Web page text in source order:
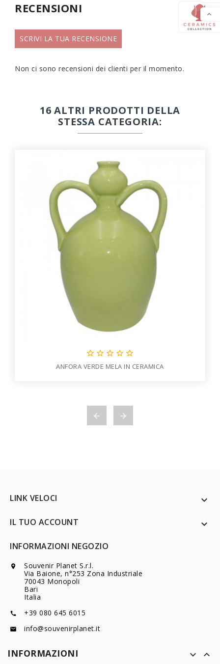

RECENSIONI
SCRIVI LA TUA RECENSIONE
Non ci sono recensioni dei clienti per il momento.
16 ALTRI PRODOTTI DELLA
STESSA CATEGORIA:
    
ANFORA VERDE MELA IN CERAMICA
 
LINK VELOCI 
IL TUO ACCOUNT 
INFORMAZIONI NEGOZIO

Souvenir Planet S.r.l.
Via Baione, n°253 Zona Industriale
70043 Monopoli
Bari
Italia
 +39 080 645 6015
 info@souvenirplanet.it
INFORMAZIONI  